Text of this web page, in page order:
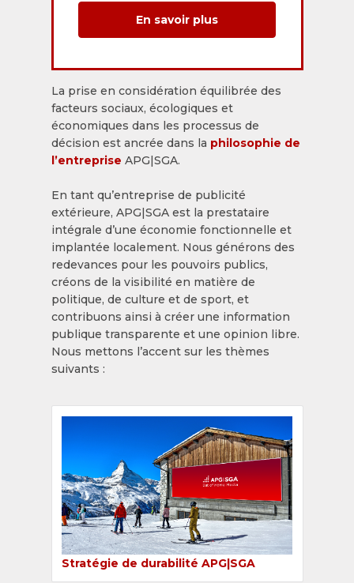
En savoir plus
La prise en considération équilibrée des
facteurs sociaux, écologiques et
économiques dans les processus de
décision est ancrée dans la philosophie de
l’entreprise APG|SGA.
En tant qu’entreprise de publicité
extérieure, APG|SGA est la prestataire
intégrale d’une économie fonctionnelle et
implantée localement. Nous générons des
redevances pour les pouvoirs publics,
créons de la visibilité en matière de
politique, de culture et de sport, et
contribuons ainsi à créer une information
publique transparente et une opinion libre.
Nous mettons l’accent sur les thèmes
suivants :
Stratégie de durabilité APG|SGA